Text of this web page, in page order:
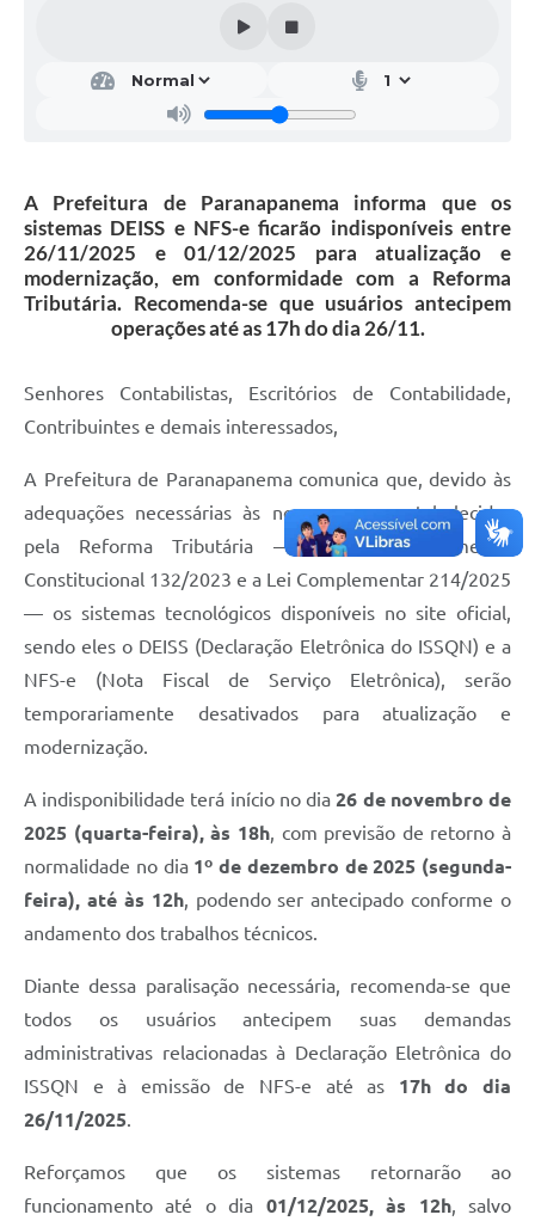
A Nossa Cidade
A Prefeitura de Paranapanema informa que os
sistemas DEISS e NFS-e ficarão indisponíveis entre
26/11/2025 e 01/12/2025 para atualização e
modernização, em conformidade com a Reforma
Tributária. Recomenda-se que usuários antecipem
operações até as 17h do dia 26/11.
Senhores Contabilistas, Escritórios de Contabilidade,
Contribuintes e demais interessados,
A Prefeitura de Paranapanema comunica que, devido às
adequações necessárias às novas regras estabelecidas
pela Reforma Tributária — conforme a Emenda
Constitucional 132/2023 e a Lei Complementar 214/2025
— os sistemas tecnológicos disponíveis no site oficial,
sendo eles o DEISS (Declaração Eletrônica do ISSQN) e a
NFS-e (Nota Fiscal de Serviço Eletrônica), serão
temporariamente desativados para atualização e
modernização.
A indisponibilidade terá início no dia26 de novembro de
2025 (quarta-feira), às 18h, com previsão de retorno à
normalidade no dia 1º de dezembro de 2025 (segunda-
feira), até às 12h, podendo ser antecipado conforme o
andamento dos trabalhos técnicos.
Diante dessa paralisação necessária, recomenda-se que
todos os usuários antecipem suas demandas
administrativas relacionadas à Declaração Eletrônica do
ISSQN e à emissão de NFS-e até as 17h do dia
26/11/2025.
Reforçamos que os sistemas retornarão ao
funcionamento até o dia 01/12/2025, às 12h, salvo